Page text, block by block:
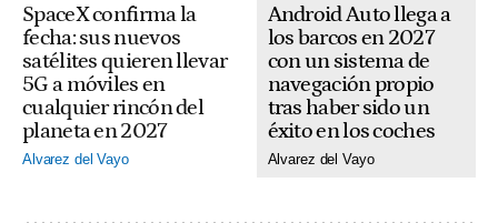
SpaceX confirma la
fecha: sus nuevos
satélites quieren llevar
5G a móviles en
cualquier rincón del
planeta en 2027
Alvarez del Vayo
Android Auto llega a
los barcos en 2027
con un sistema de
navegación propio
tras haber sido un
éxito en los coches
Alvarez del Vayo